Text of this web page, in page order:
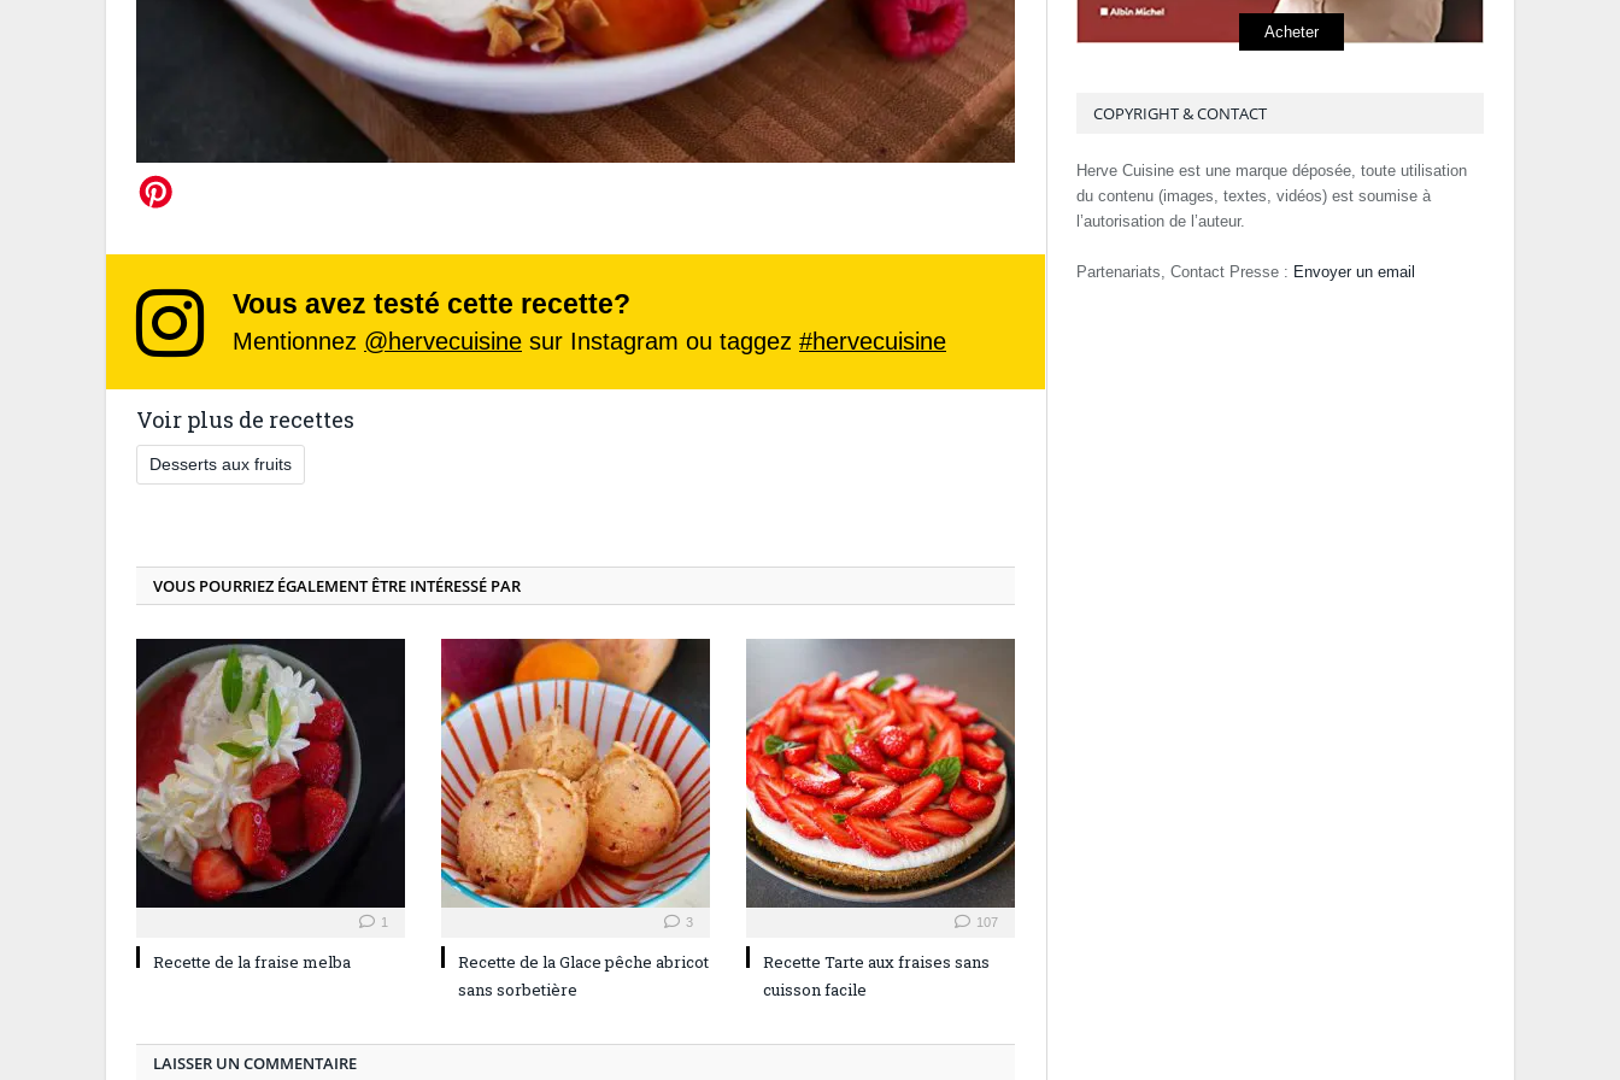
Vous avez testé cette recette?
Mentionnez @hervecuisine sur Instagram ou taggez #hervecuisine
Voir plus de recettes
Desserts aux fruits
VOUS POURRIEZ ÉGALEMENT ÊTRE INTÉRESSÉ PAR
1
Recette de la fraise melba
3
Recette de la Glace pêche abricot
sans sorbetière
107
Recette Tarte aux fraises sans
cuisson facile
LAISSER UN COMMENTAIRE
Acheter
COPYRIGHT & CONTACT
Herve Cuisine est une marque déposée, toute utilisation
du contenu (images, textes, vidéos) est soumise à
l’autorisation de l’auteur.
Partenariats, Contact Presse : Envoyer un email